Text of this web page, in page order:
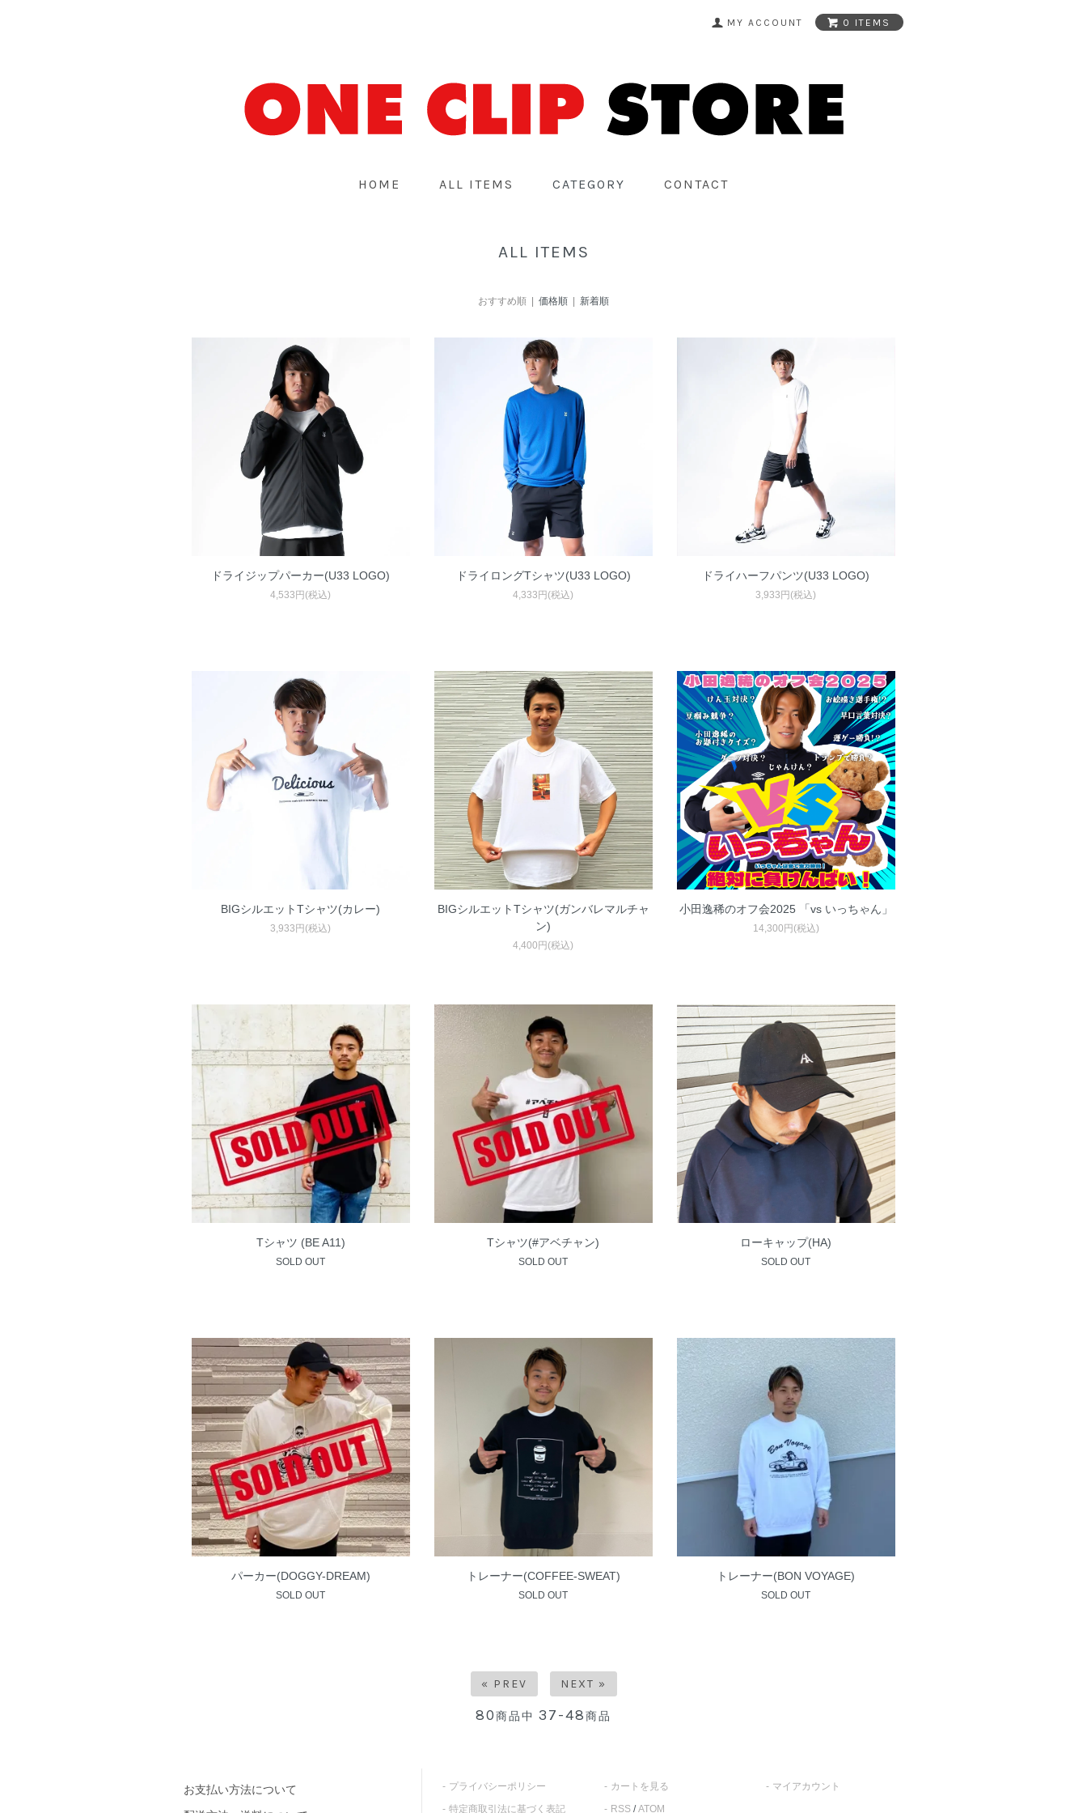
MY ACCOUNT 0 ITEMS
HOME ALL ITEMS CATEGORY CONTACT
ALL ITEMS
おすすめ順 | 価格順 新着順
ドライジップパーカー(U33 LOGO)
4,533円(税込)
ドライロングTシャツ(U33 LOGO)
4,333円(税込)
ドライハーフパンツ(U33 LOGO)
3,933円(税込)
BIGシルエットTシャツ(カレー)
3,933円(税込)
BIGシルエットTシャツ(ガンバレマルチャ
ン)
4,400円(税込)
小田逸稀のオフ会2025 「vs いっちゃん」
14,300円(税込)
Tシャツ (BE A11)
SOLD OUT
Tシャツ(#アベチャン)
SOLD OUT
ローキャップ(HA)
SOLD OUT
パーカー(DOGGY-DREAM)
SOLD OUT
トレーナー(COFFEE-SWEAT)
SOLD OUT
トレーナー(BON VOYAGE)
SOLD OUT
« PREV NEXT »
80商品中 37-48商品
お支払い方法について
プライバシーポリシー
特定商取引法に基づく表記
カートを見る
RSS/ATOM
マイアカウント